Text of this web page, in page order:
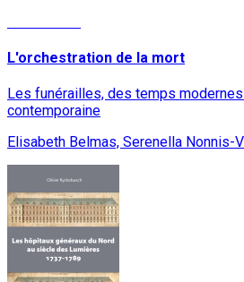
L'orchestration de la mort
Les funérailles, des temps
contemporaine
Elisabeth Belmas, Serenella Nonnis-